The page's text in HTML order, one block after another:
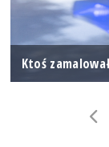
Ktoś